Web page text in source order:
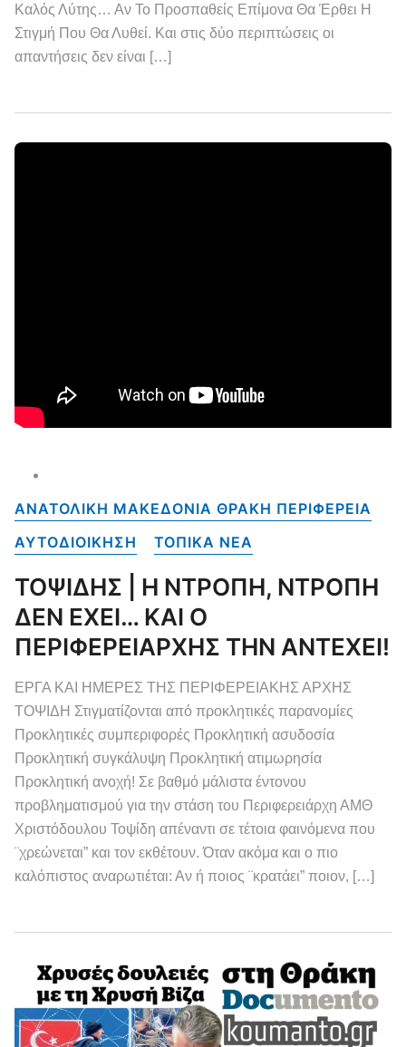
Καλός Λύτης… Αν Το Προσπαθείς Επίμονα Θα Έρθει Η
Στιγμή Που Θα Λυθεί. Και στις δύο περιπτώσεις οι
απαντήσεις δεν είναι […]
ΑΝΑΤΟΛΙΚΗ ΜΑΚΕΔΟΝΙΑ ΘΡΑΚΗ ΠΕΡΙΦΕΡΕΙΑ
ΑΥΤΟΔΙΟΙΚΗΣΗ
ΤΟΠΙΚΑ NEA
ΤΟΨΙΔΗΣ | Η ΝΤΡΟΠΗ, ΝΤΡΟΠΗ
ΔΕΝ ΕΧΕΙ… ΚΑΙ Ο
ΠΕΡΙΦΕΡΕΙΑΡΧΗΣ ΤΗΝ ΑΝΤΕΧΕΙ!
ΕΡΓΑ ΚΑΙ ΗΜΕΡΕΣ ΤΗΣ ΠΕΡΙΦΕΡΕΙΑΚΗΣ ΑΡΧΗΣ
ΤΟΨΙΔΗ Στιγματίζονται από προκλητικές παρανομίες
Προκλητικές συμπεριφορές Προκλητική ασυδοσία
Προκλητική συγκάλυψη Προκλητική ατιμωρησία
Προκλητική ανοχή! Σε βαθμό μάλιστα έντονου
προβληματισμού για την στάση του Περιφερειάρχη ΑΜΘ
Χριστόδουλου Τοψίδη απέναντι σε τέτοια φαινόμενα που
¨χρεώνεται” και τον εκθέτουν. Όταν ακόμα και ο πιο
καλόπιστος αναρωτιέται: Αν ή ποιος ¨κρατάει” ποιον, […]